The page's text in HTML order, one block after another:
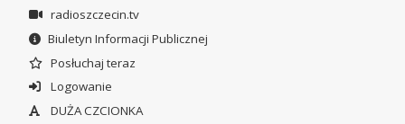
radioszczecin.tv
Biuletyn Informacji Publicznej
Posłuchaj teraz
Logowanie
DUŻA CZCIONKA